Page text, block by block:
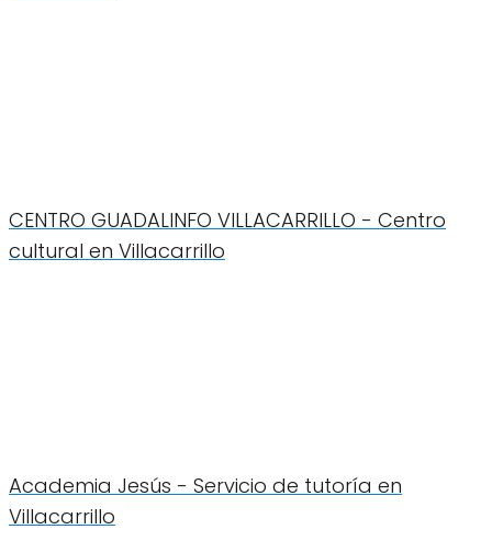
CENTRO GUADALINFO VILLACARRILLO - Centro
cultural en Villacarrillo
Academia Jesús - Servicio de tutoría en
Villacarrillo